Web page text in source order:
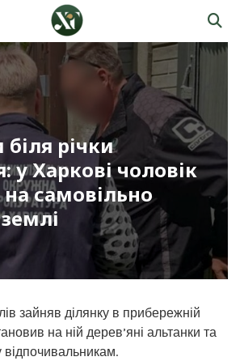
річки
Харкові чоловік
самовільно
зайняв ділянку в прибережній
на ній дерев’яні альтанки та
відпочивальникам.